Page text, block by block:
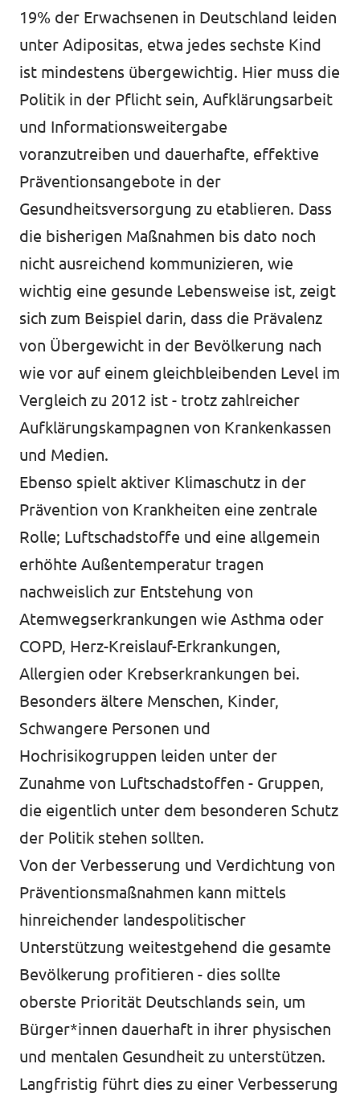
19% der Erwachsenen in Deutschland leiden
unter Adipositas, etwa jedes sechste Kind
ist mindestens übergewichtig. Hier muss die
Politik in der Pflicht sein, Aufklärungsarbeit
und Informationsweitergabe
voranzutreiben und dauerhafte, effektive
Präventionsangebote in der
Gesundheitsversorgung zu etablieren. Dass
die bisherigen Maßnahmen bis dato noch
nicht ausreichend kommunizieren, wie
wichtig eine gesunde Lebensweise ist, zeigt
sich zum Beispiel darin, dass die Prävalenz
von Übergewicht in der Bevölkerung nach
wie vor auf einem gleichbleibenden Level im
Vergleich zu 2012 ist - trotz zahlreicher
Aufklärungskampagnen von Krankenkassen
und Medien.
Ebenso spielt aktiver Klimaschutz in der
Prävention von Krankheiten eine zentrale
Rolle; Luftschadstoffe und eine allgemein
erhöhte Außentemperatur tragen
nachweislich zur Entstehung von
Atemwegserkrankungen wie Asthma oder
COPD, Herz-Kreislauf-Erkrankungen,
Allergien oder Krebserkrankungen bei.
Besonders ältere Menschen, Kinder,
Schwangere Personen und
Hochrisikogruppen leiden unter der
Zunahme von Luftschadstoffen - Gruppen,
die eigentlich unter dem besonderen Schutz
der Politik stehen sollten.
Von der Verbesserung und Verdichtung von
Präventionsmaßnahmen kann mittels
hinreichender landespolitischer
Unterstützung weitestgehend die gesamte
Bevölkerung profitieren - dies sollte
oberste Priorität Deutschlands sein, um
Bürger*innen dauerhaft in ihrer physischen
und mentalen Gesundheit zu unterstützen.
Langfristig führt dies zu einer Verbesserung